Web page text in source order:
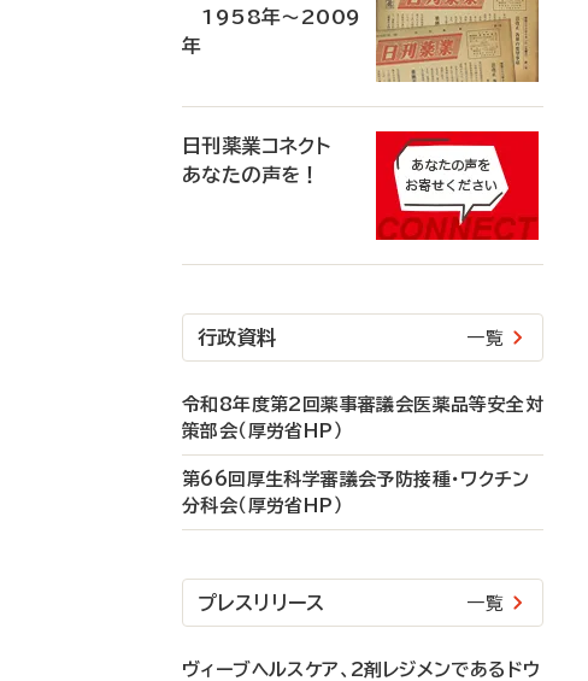
1958年～2009
年
日刊薬業コネクト
あなたの声を！
行政資料 一覧
令和8年度第2回薬事審議会医薬品等安全対
策部会（厚労省HP）
第66回厚生科学審議会予防接種・ワクチン
分科会（厚労省HP）
プレスリリース 一覧
ヴィーブヘルスケア、2剤レジメンであるドウ